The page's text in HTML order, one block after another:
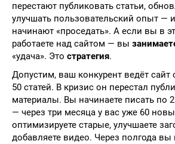
перестают публиковать статьи,
улучшать пользовательский опыт —
начинают «проседать». А если вы в
работаете над сайтом — вы
«удача». Это стратегия.
Допустим, ваш конкурент ведёт сайт
50 статей. В кризис он перестал
материалы. Вы начинаете писать по
— через три месяца у вас уже 60
оптимизируете старые, улучшаете
добавляете видео. Через полгода вы